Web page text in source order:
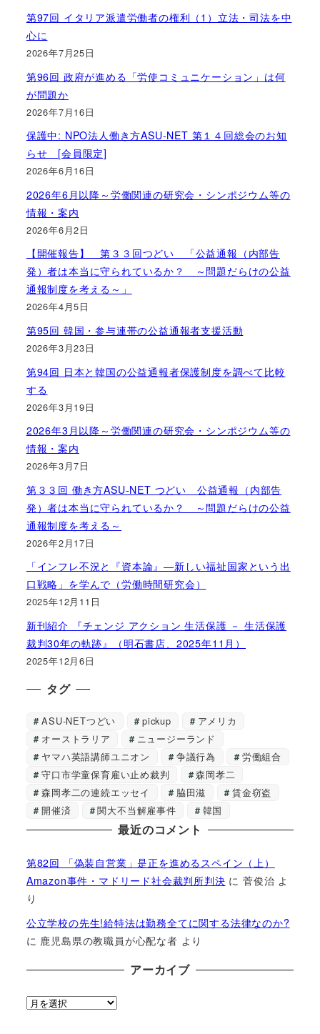
第97回 イタリア派遣労働者の権利（1）立法・司法を中
心に
2026年7月25日
第96回 政府が進める「労使コミュニケーション」は何
が問題か
2026年7月16日
保護中: NPO法人働き方ASU-NET 第１４回総会のお知
らせ [会員限定]
2026年6月16日
2026年6月以降～労働関連の研究会・シンポジウム等の
情報・案内
2026年6月2日
【開催報告】 第３３回つどい 「公益通報（内部告
発）者は本当に守られているか？ ～問題だらけの公益
通報制度を考える～」
2026年4月5日
第95回 韓国・参与連帯の公益通報者支援活動
2026年3月23日
第94回 日本と韓国の公益通報者保護制度を調べて比較
する
2026年3月19日
2026年3月以降～労働関連の研究会・シンポジウム等の
情報・案内
2026年3月7日
第３３回 働き方ASU-NET つどい 公益通報（内部告
発）者は本当に守られているか？ ～問題だらけの公益
通報制度を考える～
2026年2月17日
「インフレ不況と『資本論』―新しい福祉国家という出
口戦略」を学んで（労働時間研究会）
2025年12月11日
新刊紹介 『チェンジ アクション 生活保護 － 生活保護
裁判30年の軌跡』（明石書店、2025年11月）
2025年12月6日
タグ
ASU-NETつどい pickup
アメリカ
オーストラリア
ニュージーランド
ヤマハ英語講師ユニオン
争議行為
労働組合
守口市学童保育雇い止め裁判
森岡孝二
森岡孝二の連続エッセイ
脇田滋
賃金窃盗
開催済
関大不当解雇事件 韓国
最近のコメント
第82回 「偽装自営業」是正を進めるスペイン（上）
Amazon事件・マドリード社会裁判所判決 に菅俊治 よ
り
公立学校の先生!給特法は勤務全てに関する法律なのか?
に 鹿児島県の教職員が心配な者 より
アーカイブ
ア